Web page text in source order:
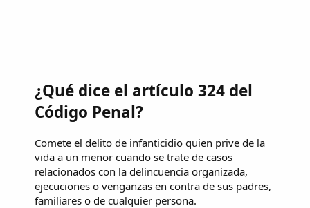
¿Qué dice el artículo 324 del
Código Penal?
Comete el delito de infanticidio quien prive de la
vida a un menor cuando se trate de casos
relacionados con la delincuencia organizada,
ejecuciones o venganzas en contra de sus padres,
familiares o de cualquier persona.